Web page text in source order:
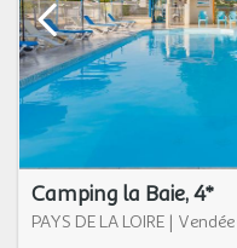
Camping la Baie, 4*
PAYS DE LA LOIRE | Vendée